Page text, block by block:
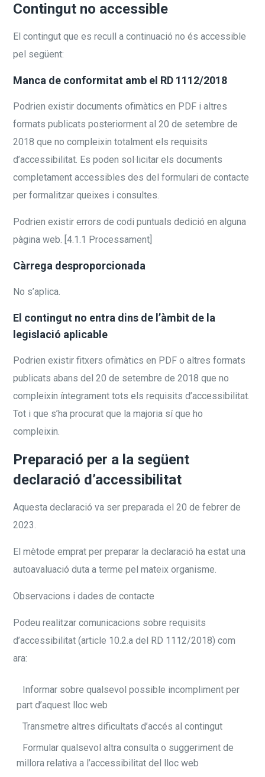
Contingut no accessible
El contingut que es recull a continuació no és accessible
pel següent:
Manca de conformitat amb el RD 1112/2018
Podrien existir documents ofimàtics en PDF i altres
formats publicats posteriorment al 20 de setembre de
2018 que no compleixin totalment els requisits
d’accessibilitat. Es poden sol·licitar els documents
completament accessibles des del formulari de contacte
per formalitzar queixes i consultes.
Podrien existir errors de codi puntuals dedició en alguna
pàgina web. [4.1.1 Processament]
Càrrega desproporcionada
No s’aplica.
El contingut no entra dins de l’àmbit de la
legislació aplicable
Podrien existir fitxers ofimàtics en PDF o altres formats
publicats abans del 20 de setembre de 2018 que no
compleixin íntegrament tots els requisits d’accessibilitat.
Tot i que s’ha procurat que la majoria sí que ho
compleixin.
Preparació per a la següent
declaració d’accessibilitat
Aquesta declaració va ser preparada el 20 de febrer de
2023.
El mètode emprat per preparar la declaració ha estat una
autoavaluació duta a terme pel mateix organisme.
Observacions i dades de contacte
Podeu realitzar comunicacions sobre requisits
d’accessibilitat (article 10.2.a del RD 1112/2018) com
ara:
Informar sobre qualsevol possible incompliment per
part d’aquest lloc web
Transmetre altres dificultats d’accés al contingut
Formular qualsevol altra consulta o suggeriment de
millora relativa a l’accessibilitat del lloc web